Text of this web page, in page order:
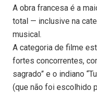
A obra francesa é a
total — inclusive na
musical.
A categoria de filme
fortes concorrentes,
sagrado” e o indiano
(que não foi escolhido